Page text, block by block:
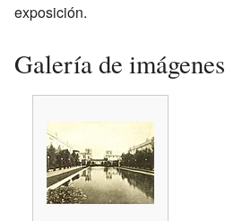
exposición.
Galería de imágenes